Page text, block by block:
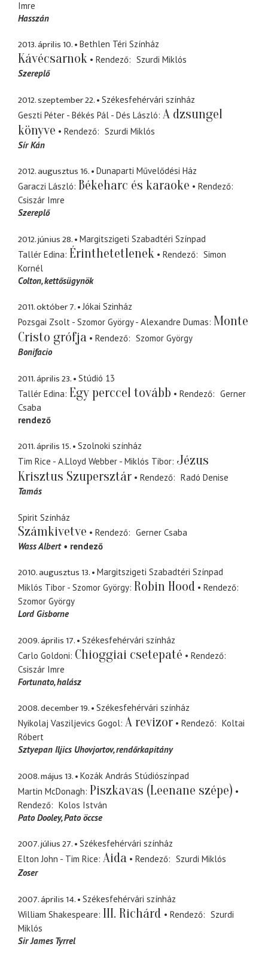
Imre
Hasszán
2013. április 10. Bethlen Téri Színház
Kávécsarnok Rendező
Szurdi Miklós
Szereplő
2012. szeptember 22.
Székesfehérvári színház
Geszti Péter - Békés Pál - Dés László A dzsungel
könyve
Rendező
Szurdi Miklós
Sír Kán
2012. augusztus 16.
Dunaparti Művelődési Ház
Garaczi László Békeharc és karaoke
Rendező
Csiszár Imre
Szereplő
2012. június 28.
Margitszigeti Szabadtéri Színpad
Tallér Edina Érinthetetlenek Rendező
Simon
Kornél
Colton kettősügynök
2011. október 7.
Jókai Szinház
Pozsgai Zsolt - Szomor György - Alexandre Dumas Monte
Cristo grófja
Rendező
Szomor György
Bonifacio
2011. április 23.
Stúdió 13
Tallér Edina Egy perccel tovább Rendező
Gerner
Csaba
rendező
2011. április 15.
Szolnoki színház
Tim Rice - A.Lloyd Webber - Miklós Tibor Jézus
Krisztus Szupersztár
Rendező
Radó Denise
Tamás
Spirit Színház
Számkivetve Rendező
Gerner Csaba
Wass Albert
rendező
2010. augusztus 13.
Margitszigeti Szabadtéri Színpad
Miklós Tibor - Szomor György Robin Hood
Rendező
Szomor György
Lord Gisborne
2009. április 17.
Székesfehérvári színház
Carlo Goldoni Chioggiai csetepaté
Rendező
Csiszár Imre
Fortunato halász
2008. december 19.
Székesfehérvári színház
Nyikolaj Vasziljevics Gogol A revizor Rendező
Koltai
Róbert
Sztyepan Iljics Uhovjortov rendőrkapitány
2008. május 13.
Kozák András Stúdiószínpad
Martin McDonagh Piszkavas (Leenane szépe)
Rendező
Kolos István
Pato Dooley Pato öccse
2007. július 27.
Székesfehérvári színház
Elton John - Tim Rice Aida Rendező
Szurdi Miklós
Zoser
2007. április 14.
Székesfehérvári színház
William Shakespeare III. Richárd Rendező
Szurdi
Miklós
Sir James Tyrrel